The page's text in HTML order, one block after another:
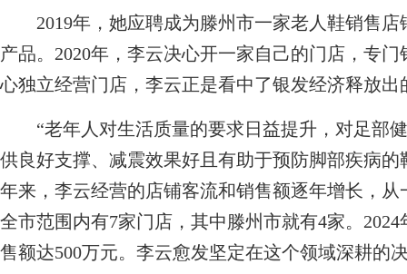
2019年，她应聘成为滕州市一家老人鞋销售店
产品。2020年，李云决心开一家自己的门店，专
心独立经营门店，李云正是看中了银发经济释放出
“老年人对生活质量的要求日益提升，对足部
供良好支撑、减震效果好且有助于预防脚部疾病
年来，李云经营的店铺客流和销售额逐年增长，
全市范围内有7家门店，其中滕州市就有4家。
售额达500万元。李云愈发坚定在这个领域深耕的